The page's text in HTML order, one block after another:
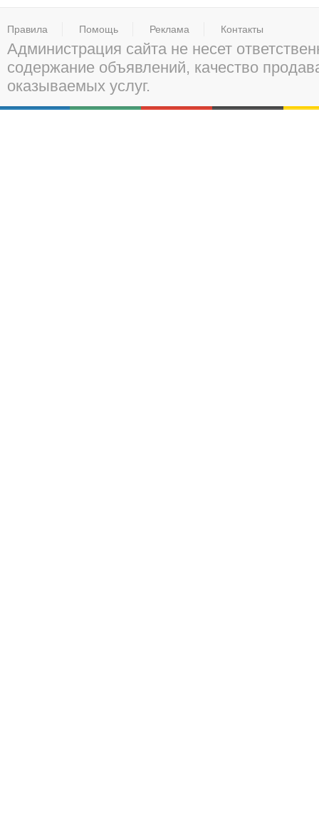
Правила Помощь Реклама Контакты
Администрация сайта не несет
содержание объявлений, качество
оказываемых услуг.